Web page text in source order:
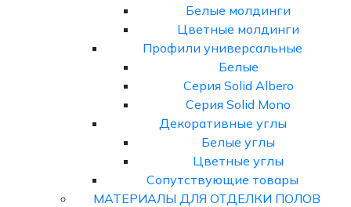
Белые молдинги
Цветные молдинги
Профили универсальные
Белые
Серия Solid Albero
Серия Solid Mono
Декоративные углы
Белые углы
Цветные углы
Сопутствующие товары
МАТЕРИАЛЫ ДЛЯ ОТДЕЛКИ ПОЛОВ